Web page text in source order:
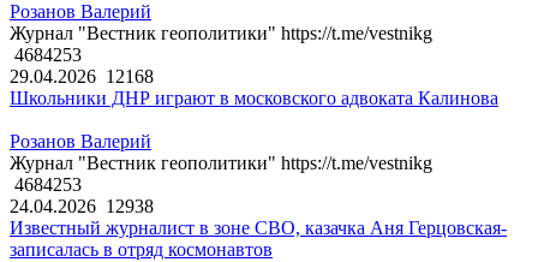
Розанов Валерий
Журнал "Вестник геополитики" https://t.me/vestnikg
4684253
29.04.2026 12168
Школьники ДНР играют в московского адвоката Калинова
Розанов Валерий
Журнал "Вестник геополитики" https://t.me/vestnikg
4684253
24.04.2026 12938
Известный журналист в зоне СВО, казачка Аня Герцовская-
записалась в отряд космонавтов